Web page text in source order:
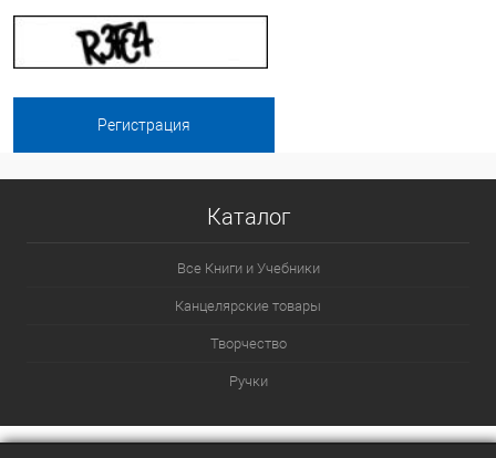
Каталог
Все Книги и Учебники
Канцелярские товары
Творчество
Ручки